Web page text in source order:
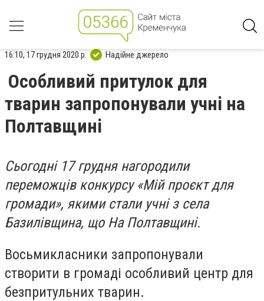
16:10, 17 грудня 2020 р. Надійне джерело
Особливий притулок для
тварин запропонували учні на
Полтавщині
Сьогодні 17 грудня нагородили
переможців конкурсу «Мій проєкт для
громади», якими стали учні з села
Базилівщина, що На Полтавщині.
Восьмикласники запропонували
створити в громаді особливий центр для
безпритульних тварин.